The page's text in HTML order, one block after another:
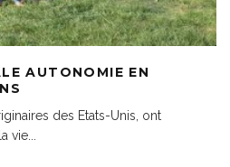
AUTONOMIE EN
des Etats-Unis, ont
vie...